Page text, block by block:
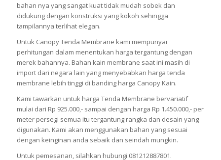
bahan nya yang sangat kuat tidak mudah sobek dan
didukung dengan konstruksi yang kokoh sehingga
tampilannya terlihat elegan.
Untuk Canopy Tenda Membrane kami mempunyai
perhitungan dalam menentukan harga tergantung dengan
merek bahannya. Bahan kain membrane saat ini masih di
import dari negara lain yang menyebabkan harga tenda
membrane lebih tinggi di banding harga Canopy Kain.
Kami tawarkan untuk harga Tenda Membrane bervariatif
mulai dari Rp 925.000,- sampai dengan harga Rp 1.450.000,- per
meter persegi semua itu tergantung rangka dan desain yang
digunakan. Kami akan menggunakan bahan yang sesuai
dengan keinginan anda sebaik dan seindah mungkin.
Untuk pemesanan, silahkan hubungi 081212887801.